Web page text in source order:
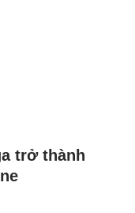
trở thành